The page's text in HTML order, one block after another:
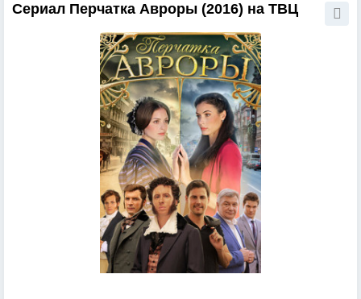
Сериал Перчатка Авроры (2016) на ТВЦ